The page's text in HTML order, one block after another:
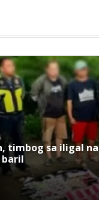
timbog sa iligal na